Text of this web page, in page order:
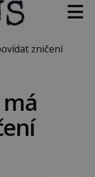
zničení